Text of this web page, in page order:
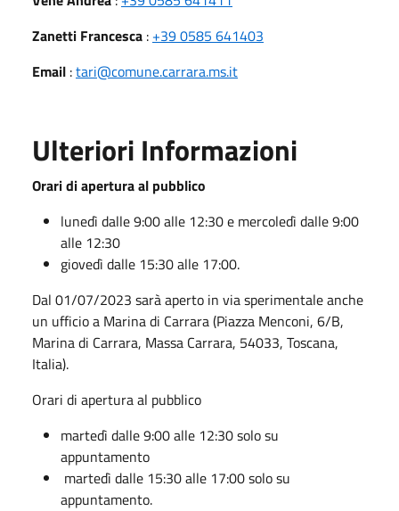
Zanetti Francesca : +39 0585 641403
Email :tari@comune.carrara.ms.it
Ulteriori Informazioni
Orari di apertura al pubblico
lunedì dalle 9:00 alle 12:30 e mercoledì dalle 9:00
alle 12:30
giovedì dalle 15:30 alle 17:00.
Dal 01/07/2023 sarà aperto in via sperimentale anche
un ufficio a Marina di Carrara (Piazza Menconi, 6/B,
Marina di Carrara, Massa Carrara, 54033, Toscana,
Italia).
Orari di apertura al pubblico
martedì dalle 9:00 alle 12:30 solo su
appuntamento
martedì dalle 15:30 alle 17:00 solo su
appuntamento.